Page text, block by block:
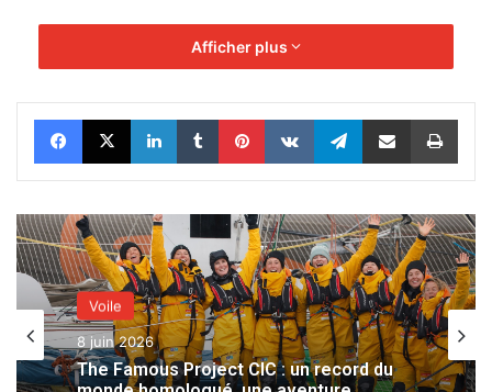
Afficher plus
Facebook
X LinkedinTumblrPinterestVKontakteTelegramPartager par email
Voile
8 juin 2026
The Famous Project CIC : un record du